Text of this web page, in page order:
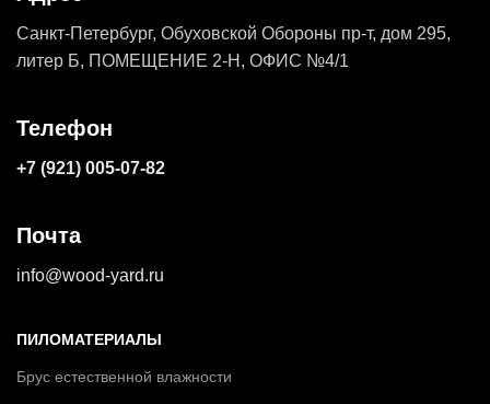
Санкт-Петербург, Обуховской Обороны пр-т, дом 295,
литер Б, ПОМЕЩЕНИЕ 2-Н, ОФИС №4/1
Телефон
+7 (921) 005-07-82
Почта
info@wood-yard.ru
ПИЛОМАТЕРИАЛЫ
Брус естественной влажности